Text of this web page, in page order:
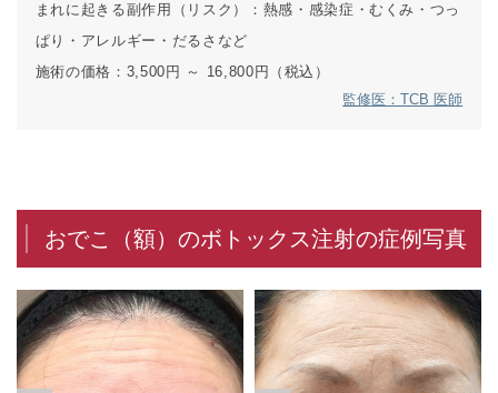
まれに起きる副作用（リスク）： 熱感・感染症・むくみ・つっ
ぱり・アレルギー・だるさなど
施術の価格： 3,500円 ～ 16,800円（税込）
監修医：TCB 医師
おでこ（額）のボトックス注射の症例写真